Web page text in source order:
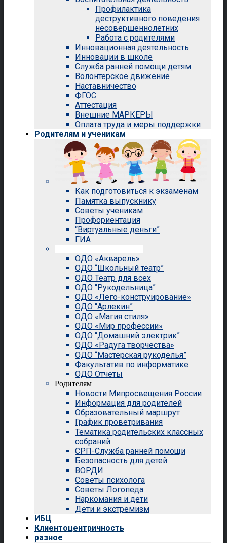
Профилактика
деструктивного поведения
несовершеннолетних
Работа с родителями
Инновационная деятельность
Инновации в школе
Служба ранней помощи детям
Волонтерское движение
Наставничество
ФГОС
Аттестация
Внешние МАРКЕРЫ
Оплата труда и меры поддержки
Родителям и ученикам
Как подготовиться к экзаменам
Памятка выпускнику
Советы ученикам
Профориентация
“Виртуальные деньги”
ГИА
ОДО «Акварель»
ОДО “Школьный театр”
ОДО Театр для всех
ОДО “Рукодельница”
ОДО «Лего-конструирование»
ОДО “Арлекин”
ОДО «Магия стиля»
ОДО «Мир профессии»
ОДО “Домашний электрик”
ОДО «Радуга творчества»
ОДО “Мастерская рукоделья”
Факультатив по информатике
ОДО Отчеты
Родителям
Новости Мипросвещения России
Информация для родителей
Образовательный маршрут
График проветривания
Тематика родительских классных
собраний
СРП-Служба ранней помощи
Безопасность для детей
ВОРДИ
Советы психолога
Советы Логопеда
Наркомания и дети
Дети и экстремизм
ИБЦ
Клиентоцентричность
разное